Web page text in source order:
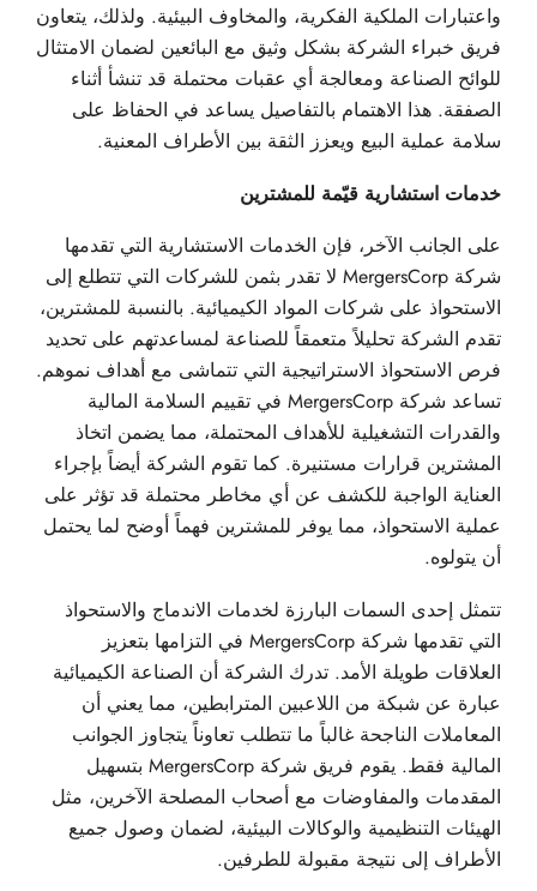
واعتبارات الملكية الفكرية، والمخاوف البيئية. ولذلك، يتعاون
فريق خبراء الشركة بشكل وثيق مع البائعين لضمان الامتثال
للوائح الصناعة ومعالجة أي عقبات محتملة قد تنشأ أثناء
الصفقة. هذا الاهتمام بالتفاصيل يساعد في الحفاظ على
سلامة عملية البيع ويعزز الثقة بين الأطراف المعنية.
خدمات استشارية قيّمة للمشترين
على الجانب الآخر، فإن الخدمات الاستشارية التي تقدمها
شركة MergersCorp لا تقدر بثمن للشركات التي تتطلع إلى
الاستحواذ على شركات المواد الكيميائية. بالنسبة للمشترين،
تقدم الشركة تحليلاً متعمقاً للصناعة لمساعدتهم على تحديد
فرص الاستحواذ الاستراتيجية التي تتماشى مع أهداف نموهم.
تساعد شركة MergersCorp في تقييم السلامة المالية
والقدرات التشغيلية للأهداف المحتملة، مما يضمن اتخاذ
المشترين قرارات مستنيرة. كما تقوم الشركة أيضاً بإجراء
العناية الواجبة للكشف عن أي مخاطر محتملة قد تؤثر على
عملية الاستحواذ، مما يوفر للمشترين فهماً أوضح لما يحتمل
أن يتولوه.
تتمثل إحدى السمات البارزة لخدمات الاندماج والاستحواذ
التي تقدمها شركة MergersCorp في التزامها بتعزيز
العلاقات طويلة الأمد. تدرك الشركة أن الصناعة الكيميائية
عبارة عن شبكة من اللاعبين المترابطين، مما يعني أن
المعاملات الناجحة غالباً ما تتطلب تعاوناً يتجاوز الجوانب
المالية فقط. يقوم فريق شركة MergersCorp بتسهيل
المقدمات والمفاوضات مع أصحاب المصلحة الآخرين، مثل
الهيئات التنظيمية والوكالات البيئية، لضمان وصول جميع
الأطراف إلى نتيجة مقبولة للطرفين.